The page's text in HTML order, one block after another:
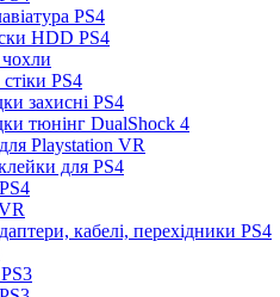
PS4
HDD PS4
PS4
захисні PS4
тюнінг DualShock 4
Playstation VR
для PS4
кабелі, перехідники PS4